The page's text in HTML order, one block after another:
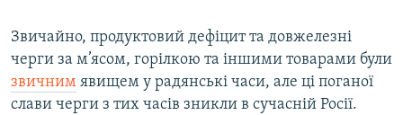
Звичайно, продуктовий дефіцит та довжелезні
черги за м’ясом, горілкою та іншими товарами були
звичним явищем у радянські часи, але ці поганої
слави черги з тих часів зникли в сучасній Росії.